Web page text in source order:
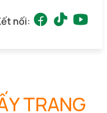
nối:
TRANG